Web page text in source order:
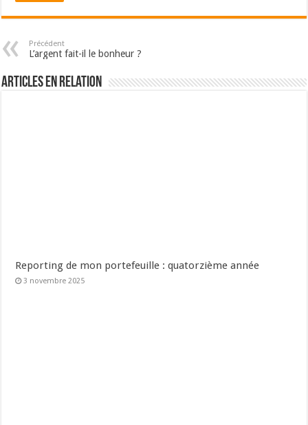
Précédent
L’argent fait-il le bonheur ?
Articles en relation
Reporting de mon portefeuille : quatorzième année
3 novembre 2025